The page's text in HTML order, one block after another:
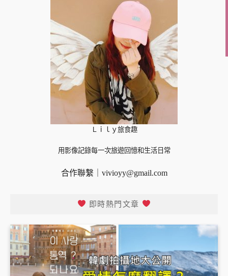
Ｌｉｌｙ旅食趣
用影像記錄每一次旅遊回憶和生活日常
合作聯繫｜ vivioyy@gmail.com
即時熱門文章